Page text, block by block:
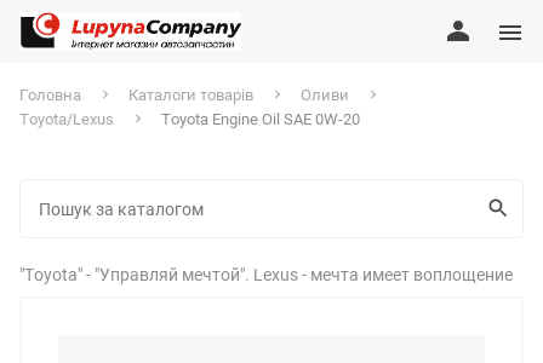
Головна Каталоги товарів
Оливи
Toyota/Lexus
Toyota Engine Oil SAE 0W-20
"Toyota" - "Управляй мечтой". Lexus - мечта имеет воплощение